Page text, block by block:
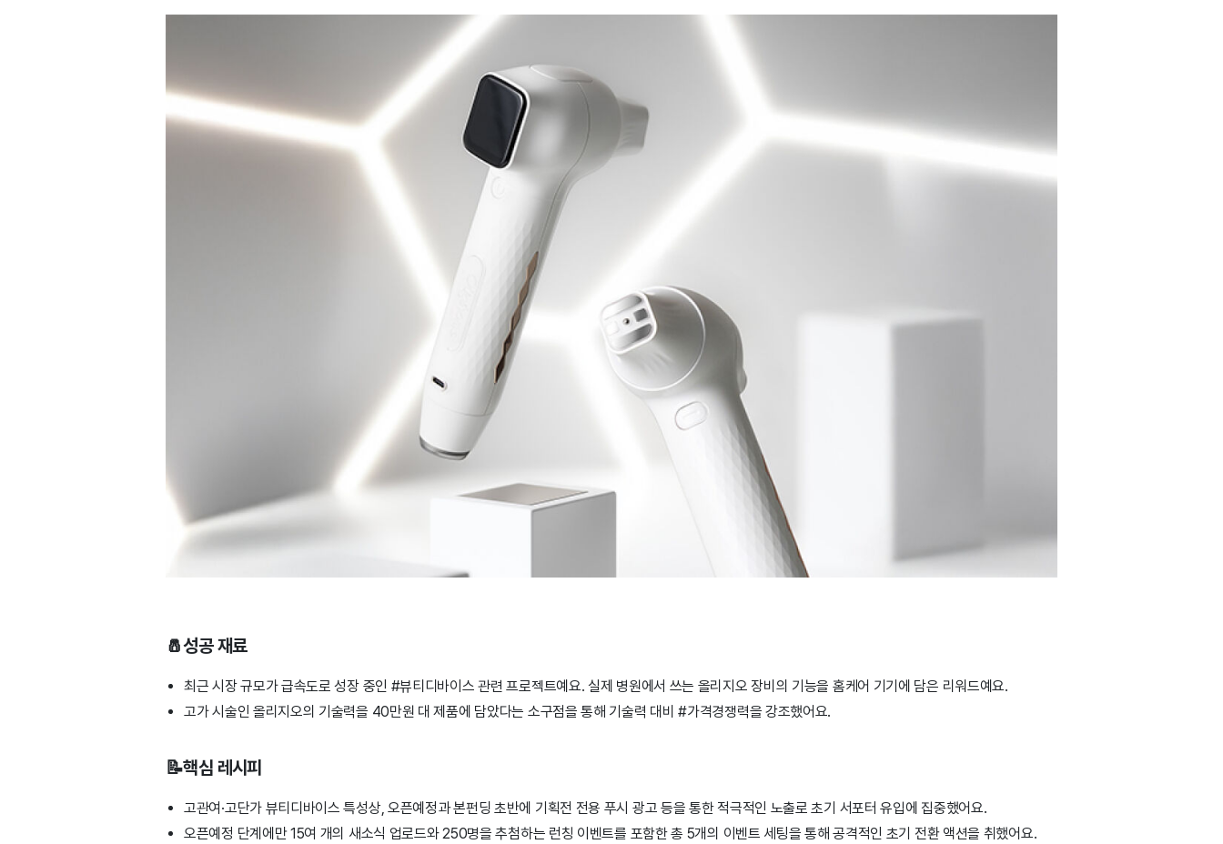
🧂성공 재료
최근 시장 규모가 급속도로 성장 중인 #뷰티디바이스 관련 프로젝트예요. 실제 병원에서 쓰는 올리지오 장비의 기능을 홈케어 기기에 담은 리워드예요.
고가 시술인 올리지오의 기술력을 40만원 대 제품에 담았다는 소구점을 통해 기술력 대비 #가격경쟁력을 강조했어요.
📝핵심 레시피
고관여·고단가 뷰티디바이스 특성상, 오픈예정과 본펀딩 초반에 기획전 전용 푸시 광고 등을 통한 적극적인 노출로 초기 서포터 유입에 집중했어요.
오픈예정 단계에만 15여 개의 새소식 업로드와 250명을 추첨하는 런칭 이벤트를 포함한 총 5개의 이벤트 세팅을 통해 공격적인 초기 전환 액션을 취했어요.